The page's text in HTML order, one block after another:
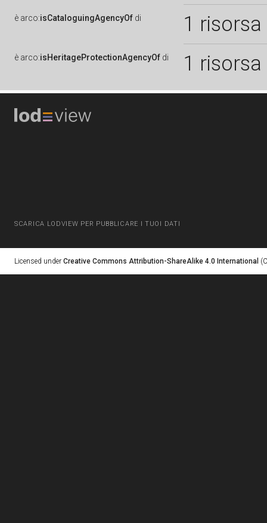
è arco:isCataloguingAgencyOf di 1 risorsa
è arco:isHeritageProtectionAgencyOf di 1 risorsa
SCARICA LODVIEW PER PUBBLICARE I TUOI DATI
Licensed under Creative Commons Attribution-ShareAlike 4.0 International